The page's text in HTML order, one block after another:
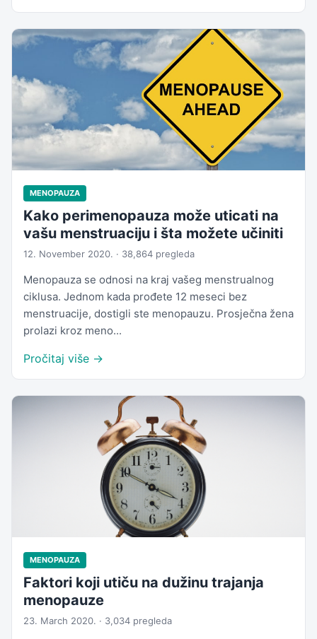
MENOPAUZA
Kako perimenopauza može uticati na
vašu menstruaciju i šta možete učiniti
12. November 2020. · 38,864 pregleda
Menopauza se odnosi na kraj vašeg menstrualnog
ciklusa. Jednom kada prođete 12 meseci bez
menstruacije, dostigli ste menopauzu. Prosječna žena
prolazi kroz meno...
Pročitaj više →
MENOPAUZA
Faktori koji utiču na dužinu trajanja
menopauze
23. March 2020. · 3,034 pregleda